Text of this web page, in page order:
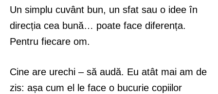
Un simplu cuvânt bun, un sfat sau o idee în
direcția cea bună… poate face diferența.
Pentru fiecare om.
Cine are urechi – să audă. Eu atât mai am de
zis: așa cum el le face o bucurie copiilor